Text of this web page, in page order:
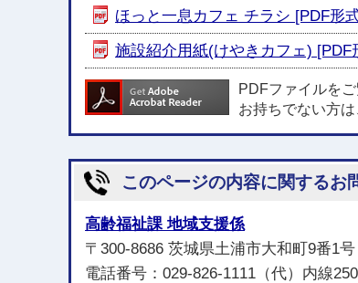
ほっと一息カフェ チラシ [PDF形
施設紹介用紙(けやきカフェ) [PDF
PDFファイルを
お持ちでない方
このページの内容に関するお
高齢福祉課 地域支援係
〒300-8686 茨城県土浦市大和町9番1号
電話番号：029-826-1111（代）内線